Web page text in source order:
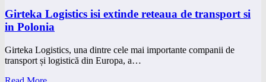
Girteka Logistics isi extinde reteaua de transport si
in Polonia
Girteka Logistics, una dintre cele mai importante companii de
transport și logistică din Europa, a…